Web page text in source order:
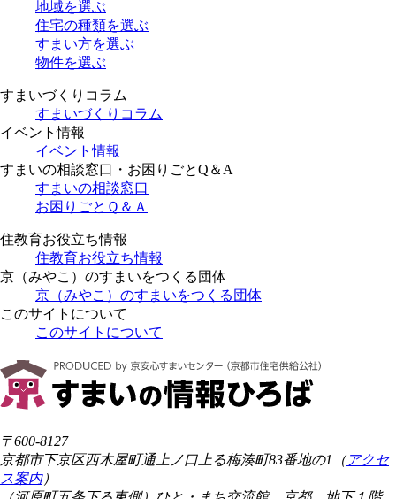
地域を選ぶ
住宅の種類を選ぶ
すまい方を選ぶ
物件を選ぶ
すまいづくりコラム
すまいづくりコラム
イベント情報
イベント情報
すまいの相談窓口・お困りごとQ＆A
すまいの相談窓口
お困りごとＱ＆Ａ
住教育お役立ち情報
住教育お役立ち情報
京（みやこ）のすまいをつくる団体
京（みやこ）のすまいをつくる団体
このサイトについて
このサイトについて
〒600-8127
京都市下京区西木屋町通上ノ口上る梅湊町83番地の1（ アクセ
ス案内）